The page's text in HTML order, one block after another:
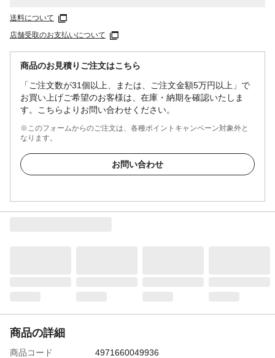
送料について
店舗受取のお支払いについて
商品のお見積りご注文はこちら
「ご注文数が31個以上、または、ご注文金額5万円以上」で
お買い上げご希望のお客様は、在庫・納期を確認いたしま
す。こちらよりお問い合わせください。
※このフォームからのご注文は、各種ポイントキャンペーン対象外と
なります。
お問い合わせ
商品の詳細
商品コード
4971660049936